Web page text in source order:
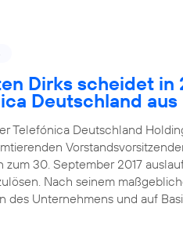
Dirks scheidet in
Deutschland aus
Telefónica Deutschland
zum 30. September 2017
Nach seinem
des Unternehmens und auf